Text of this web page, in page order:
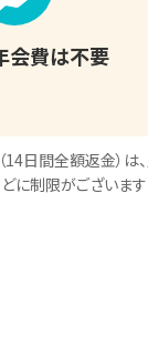
会費は不要
14日間全額返金）は、
に制限がございます